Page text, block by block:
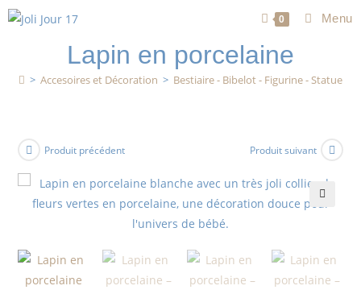
0 Menu
Lapin en porcelaine
> Accesoires et Décoration > Bestiaire - Bibelot - Figurine - Statue
Produit précédent Produit suivant